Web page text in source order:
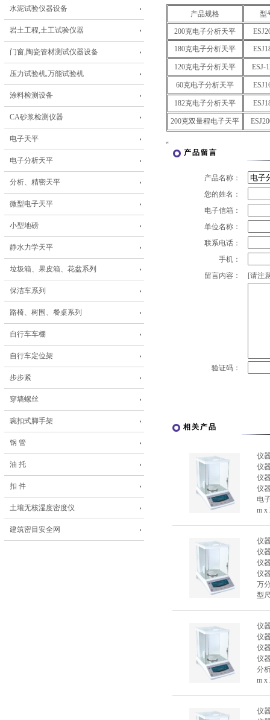
水泥试验仪器设备
岩土工程,土工试验仪器
门窗,陶瓷管材测试仪器设备
压力试验机,万能试验机
涂料检测设备
CA砂浆检测仪器
电子天平
电子分析天平
分析、精密天平
微型电子天平
小型地磅
静水力学天平
垃圾箱、果皮箱、花盆系列
保洁车系列
路椅、树围、餐桌系列
自行车车棚
自行车定位架
步步紧
穿墙螺丝
琬扣式脚手架
钢 管
油 托
扣 件
土壤无核湿度密度仪
建筑密目安全网
产品规格 型
200克电子分析天平
180克电子分析天平
120克电子分析天平 ESJ-
60克电子分析天平
182克电子分析天平
200克双量程电子天平
产品留言
产品名称：
您的姓名：
电子信箱：
单位名称：
联系电话：
手机：
留言内容：
[请注
验证码：
相关产品
仪
仪
仪
仪
电
m x
仪
仪
仪
仪
万
型
仪
仪
仪
仪
分
m x
仪